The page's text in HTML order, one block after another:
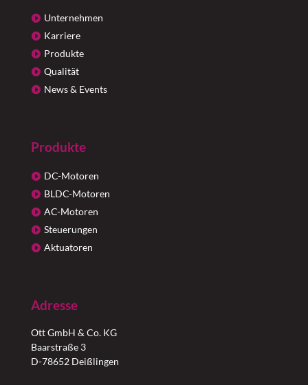
Unternehmen
Karriere
Produkte
Qualität
News & Events
Produkte
DC-Motoren
BLDC-Motoren
AC-Motoren
Steuerungen
Aktuatoren
Adresse
Ott GmbH & Co. KG
Baarstraße 3
D-78652 Deißlingen